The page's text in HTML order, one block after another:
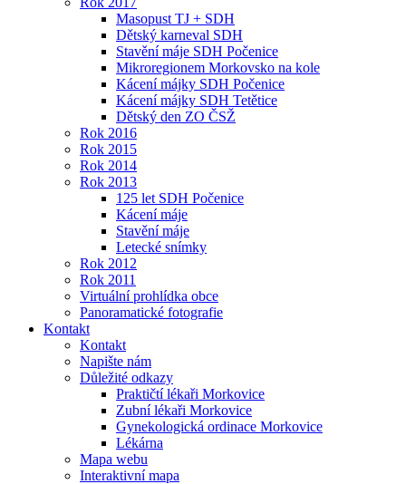
Masopust TJ + SDH
Dětský karneval SDH
Stavění máje SDH Počenice
Mikroregionem Morkovsko na kole
Kácení májky SDH Počenice
Kácení májky SDH Tetětice
Dětský den ZO ČSŽ
Rok 2016
Rok 2015
Rok 2014
Rok 2013
125 let SDH Počenice
Kácení máje
Stavění máje
Letecké snímky
Rok 2012
Rok 2011
Virtuální prohlídka obce
Panoramatické fotografie
Kontakt
Kontakt
Napište nám
Důležité odkazy
Praktičtí lékaři Morkovice
Zubní lékaři Morkovice
Gynekologická ordinace Morkovice
Lékárna
Mapa webu
Interaktivní mapa